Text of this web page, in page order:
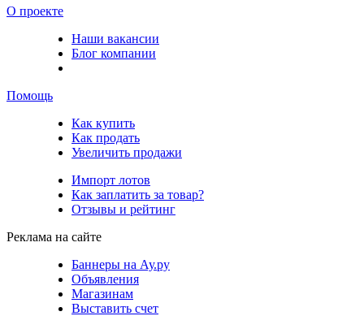
О проекте
Наши вакансии
Блог компании
Помощь
Как купить
Как продать
Увеличить продажи
Импорт лотов
Как заплатить за товар?
Отзывы и рейтинг
Реклама на сайте
Баннеры на Ау.ру
Объявления
Магазинам
Выставить счет